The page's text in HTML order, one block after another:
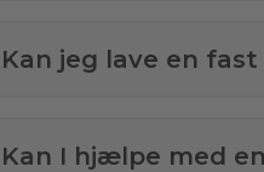
Kan jeg lave en
Kan I hjælpe med